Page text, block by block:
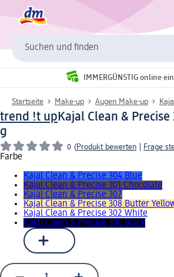
Suchen und finden
IMMERGÜNSTIG online
Startseite Make-up Augen Make-up Kajal
trend !t up Kajal Clean &
g
0 (Produkt bewerten Frage
Farbe
Kajal Clean & Precise 304 Blue
Kajal Clean & Precise 301 Chocolate
Kajal Clean & Precise 307
Kajal Clean & Precise 308 Butter
Kajal Clean & Precise 302 White
Kajal Clean & Precise 300 Black